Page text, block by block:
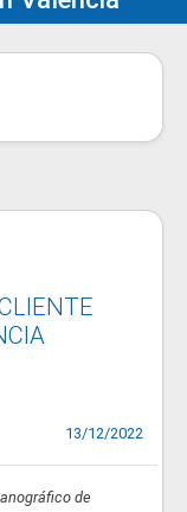
13/12/2022
de